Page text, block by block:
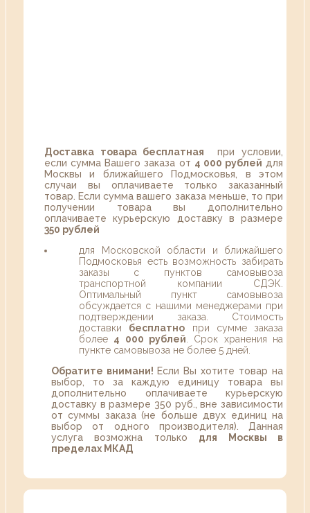
Доставка товара бесплатная при условии,
если сумма Вашего заказа от 4 000 рублей для
Москвы и ближайшего Подмосковья, в этом
случаи вы оплачиваете только заказанный
товар. Если сумма вашего заказа меньше, то при
получении товара вы дополнительно
оплачиваете курьерскую доставку в размере
350 рублей
для Московской области и ближайшего
Подмосковья есть возможность забирать
заказы с пунктов самовывоза
транспортной компании СДЭК.
Оптимальный пункт самовывоза
обсуждается с нашими менеджерами при
подтверждении заказа. Стоимость
доставки бесплатно при сумме заказа
более 4 000 рублей . Срок хранения на
пункте самовывоза не более 5 дней.
Обратите внимани! Если Вы хотите товар на
выбор, то за каждую единицу товара вы
дополнительно оплачиваете курьерскую
доставку в размере 350 руб., вне зависимости
от суммы заказа (не больше двух единиц на
выбор от одного производителя). Данная
услуга возможна только для Москвы в
пределах МКАД